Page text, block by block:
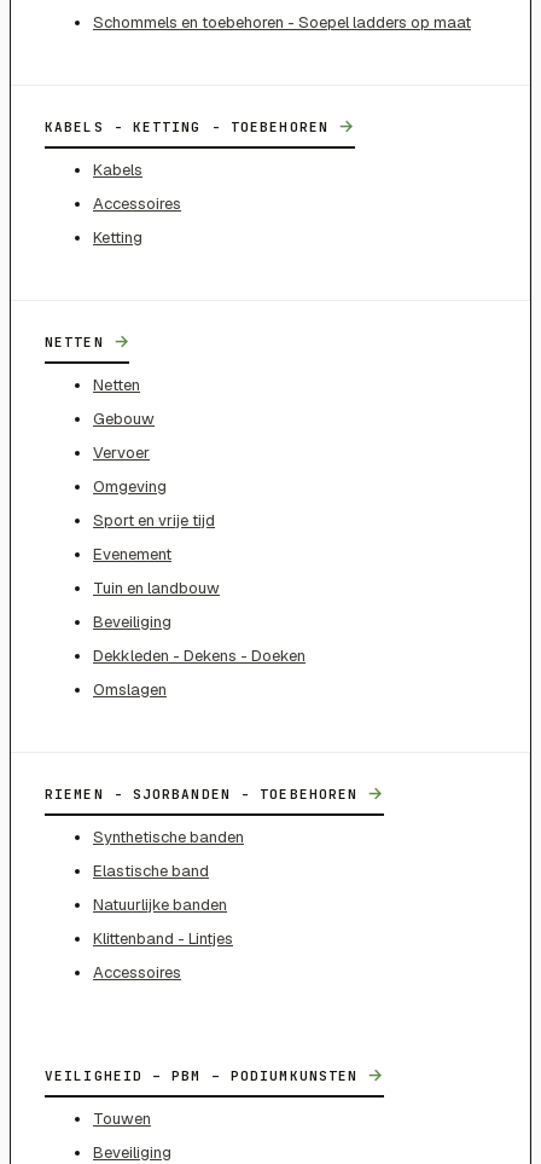
Schommels en toebehoren - Soepel ladders op maat
KABELS - KETTING - TOEBEHOREN →
Kabels
Accessoires
Ketting
NETTEN →
Netten
Gebouw
Vervoer
Omgeving
Sport en vrije tijd
Evenement
Tuin en landbouw
Beveiliging
Dekkleden - Dekens - Doeken
Omslagen
RIEMEN - SJORBANDEN - TOEBEHOREN →
Synthetische banden
Elastische band
Natuurlijke banden
Klittenband - Lintjes
Accessoires
VEILIGHEID – PBM – PODIUMKUNSTEN →
Touwen
Beveiliging